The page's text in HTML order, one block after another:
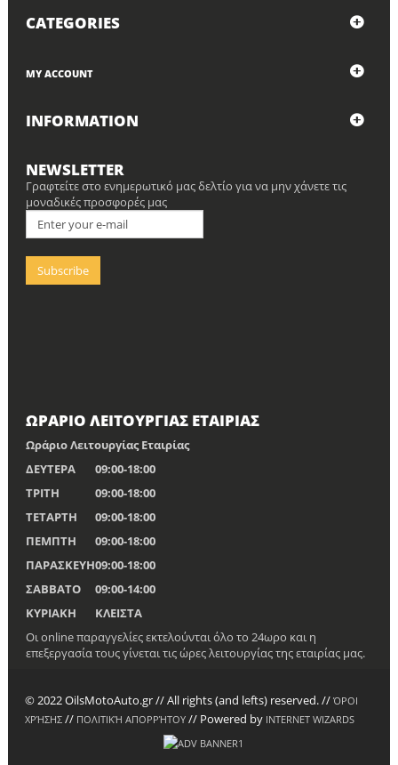
CATEGORIES
MY ACCOUNT
INFORMATION
NEWSLETTER
Γραφτείτε στο ενημερωτικό μας δελτίο για να μην χάνετε τις
μοναδικές προσφορές μας
ΩΡΑΡΙΟ ΛΕΙΤΟΥΡΓΙΑΣ ΕΤΑΙΡΙΑΣ
Ωράριο Λειτουργίας Εταιρίας
ΔΕΥΤΕΡΑ
09:00-18:00
ΤΡΙΤΗ
09:00-18:00
ΤΕΤΑΡΤΗ
09:00-18:00
ΠΕΜΠΤΗ
09:00-18:00
ΠΑΡΑΣΚΕΥΗ09:00-18:00
ΣΑΒΒΑΤΟ
09:00-14:00
ΚΥΡΙΑΚΗ
ΚΛΕΙΣΤΑ
Οι online παραγγελίες εκτελούνται όλο το 24ωρο και η
επεξεργασία τους γίνεται τις ώρες λειτουργίας της εταιρίας μας.
© 2022 OilsMotoAuto.gr // All rights (and lefts) reserved. // ΌΡΟΙ
ΧΡΉΣΗΣ // ΠΟΛΙΤΙΚΉ ΑΠΟΡΡΉΤΟΥ // Powered by INTERNET WIZARDS